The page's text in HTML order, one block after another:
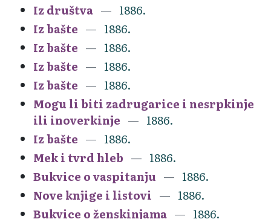
Iz društva
1886.
Iz bašte
1886.
Iz bašte
1886.
Iz bašte
1886.
Iz bašte
1886.
Mogu li biti zadrugarice i nesrpkinje
ili inoverkinje
1886.
Iz bašte
1886.
Mek i tvrd hleb
1886.
Bukvice o vaspitanju
1886.
Nove knjige i listovi
1886.
Bukvice o ženskinjama
1886.